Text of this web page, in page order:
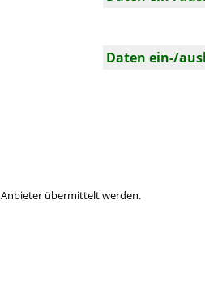
Daten ein-/
Anbieter übermittelt werden.